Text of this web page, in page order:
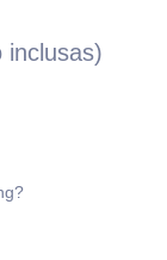
inclusas)